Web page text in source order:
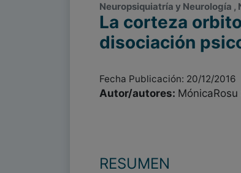
Neuropsiquiatría y Neurología
La corteza
disociación
Fecha Publicación: 20/12/2016
Autor/autores:
RESUMEN